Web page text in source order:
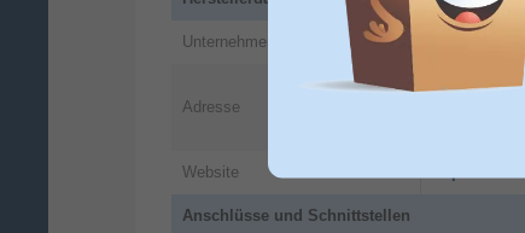
Unternehmen
Adresse
Omega 5A
Website
Anschlüsse und Schnittstellen